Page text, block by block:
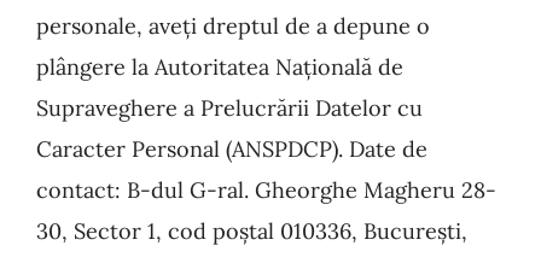
personale, aveți dreptul de a depune o
plângere la Autoritatea Națională de
Supraveghere a Prelucrării Datelor cu
Caracter Personal (ANSPDCP). Date de
contact: B-dul G-ral. Gheorghe Magheru 28-
30, Sector 1, cod poștal 010336, București,